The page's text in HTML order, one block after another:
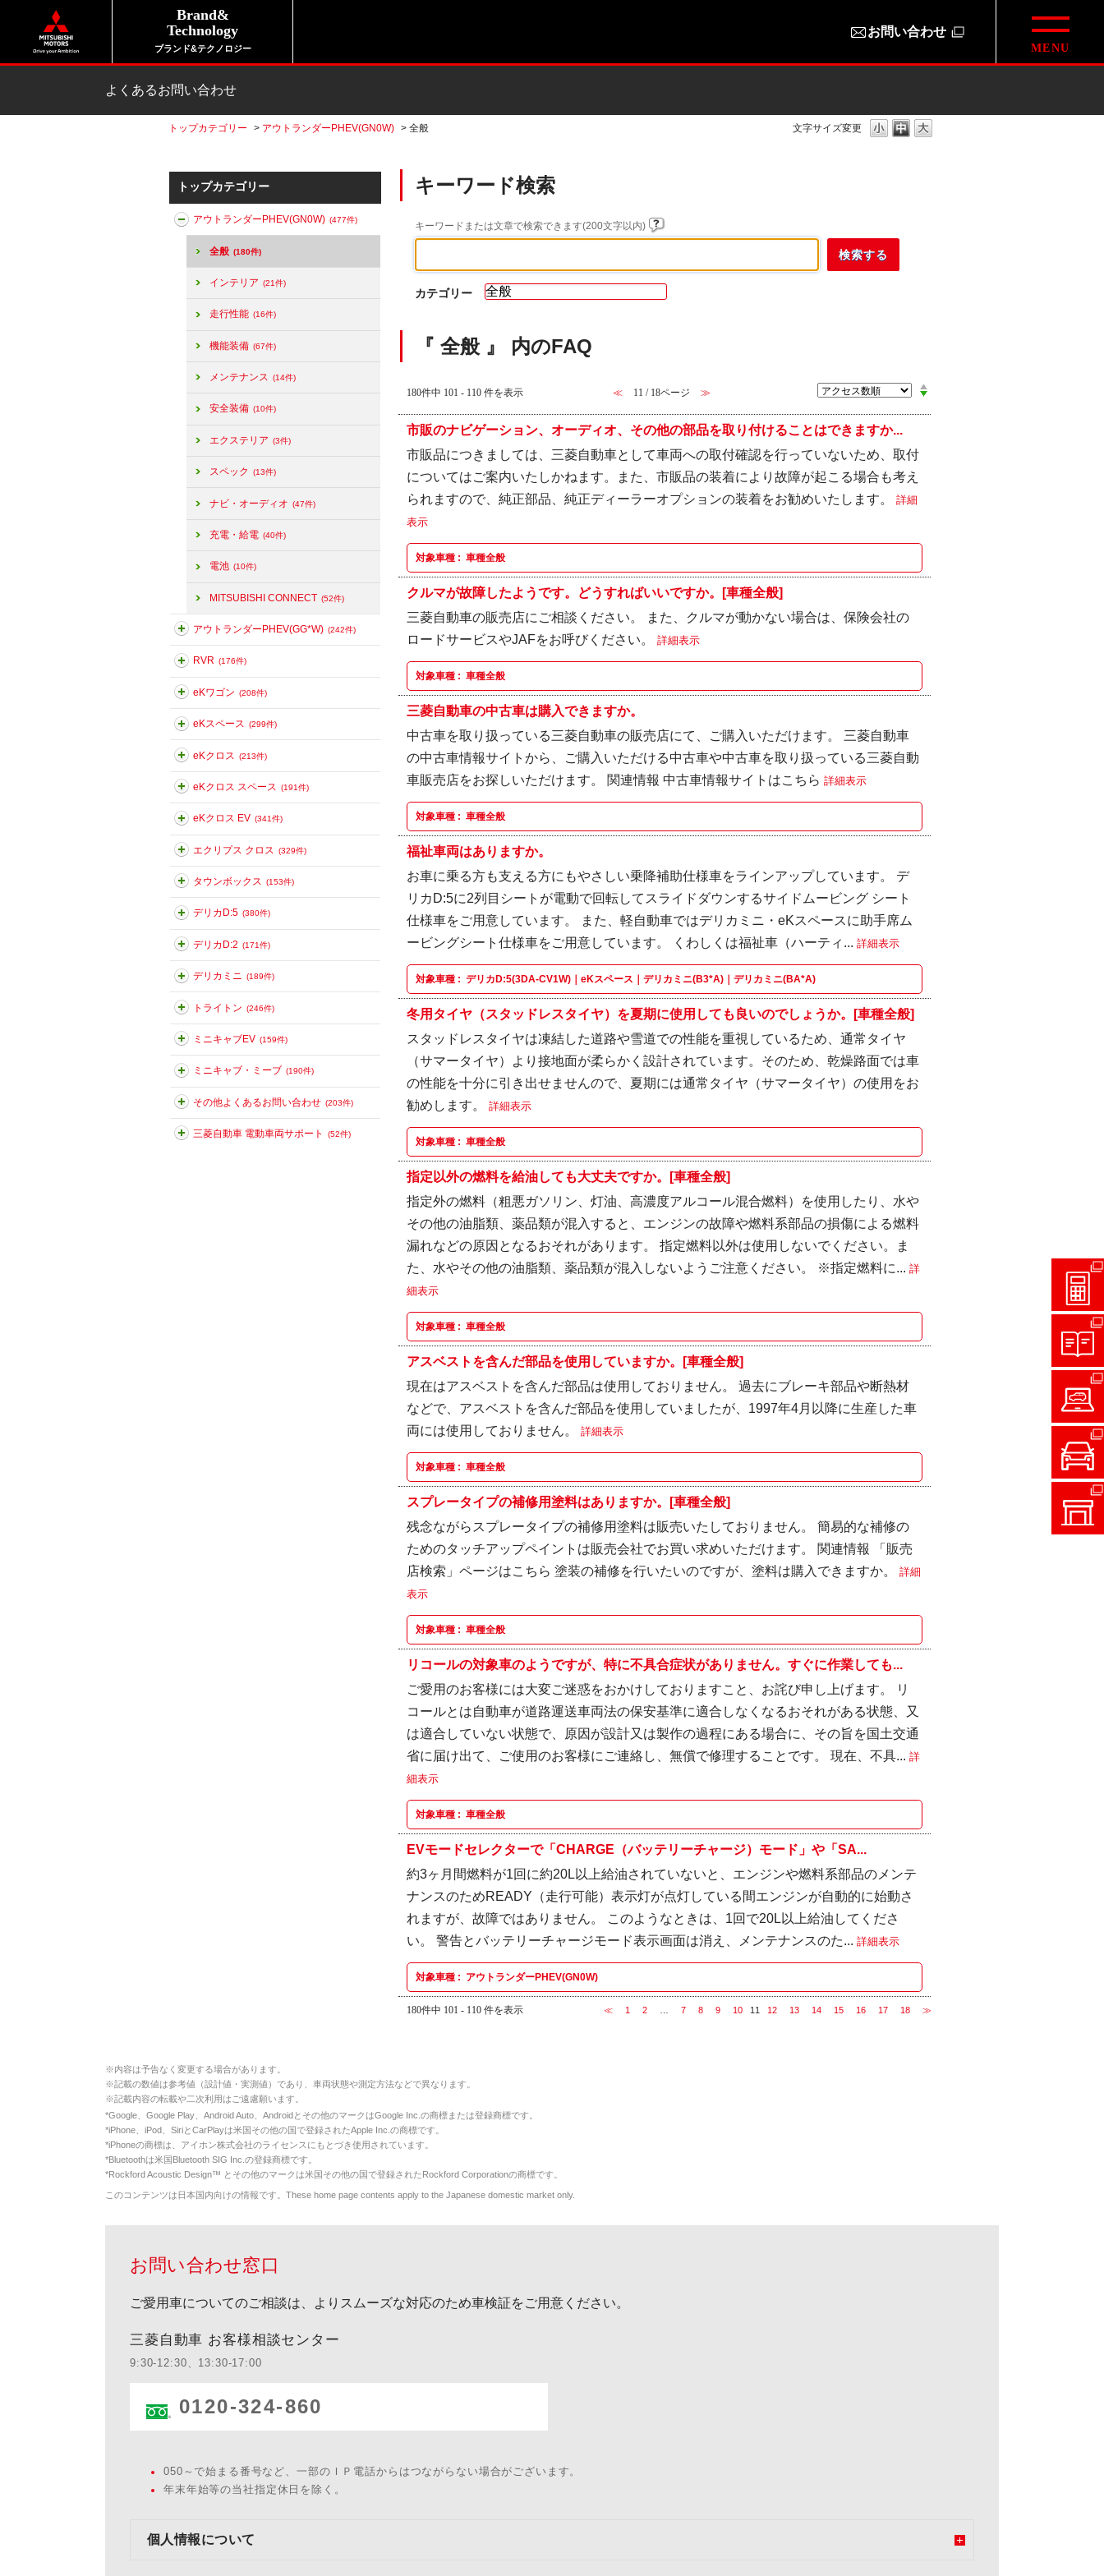
Brand&
Technology
ブランド&テクノロジー
お問い合わせ
よくあるお問い合わせ
文字サイズ変更
トップカテゴリー > アウトランダーPHEV(GN0W) > 全般
トップカテゴリー
アウトランダーPHEV(GN0W) (477件)
全般 (180件)
インテリア (21件)
走行性能 (16件)
機能装備 (67件)
メンテナンス (14件)
安全装備 (10件)
エクステリア (3件)
スペック (13件)
ナビ・オーディオ (47件)
充電・給電 (40件)
電池 (10件)
MITSUBISHI CONNECT (52件)
アウトランダーPHEV(GG*W) (242件)
RVR (176件)
eKワゴン (208件)
eKスペース (299件)
eKクロス (213件)
eKクロス スペース (191件)
eKクロス EV (341件)
エクリプス クロス (329件)
タウンボックス (153件)
デリカD:5 (380件)
デリカD:2 (171件)
デリカミニ (189件)
トライトン (246件)
ミニキャブEV (159件)
ミニキャブ・ミーブ (190件)
その他よくあるお問い合わせ (203件)
三菱自動車 電動車両サポート (52件)
キーワード検索
キーワードまたは文章で検索できます(200文字以内)
カテゴリー
『 全般 』 内のFAQ
180件中 101 - 110 件を表示 ≪ 11 / 18ページ ≫
市販のナビゲーション、オーディオ、その他の部品を取り付けることはできますか...
市販品につきましては、三菱自動車として車両への取付確認を行っていないため、取付
についてはご案内いたしかねます。また、市販品の装着により故障が起こる場合も考え
られますので、純正部品、純正ディーラーオプションの装着をお勧めいたします。 詳細
表示
対象車種 : 車種全般
クルマが故障したようです。どうすればいいですか。[車種全般]
三菱自動車の販売店にご相談ください。 また、クルマが動かない場合は、保険会社の
ロードサービスやJAFをお呼びください。 詳細表示
対象車種 : 車種全般
三菱自動車の中古車は購入できますか。
中古車を取り扱っている三菱自動車の販売店にて、ご購入いただけます。 三菱自動車
の中古車情報サイトから、ご購入いただける中古車や中古車を取り扱っている三菱自動
車販売店をお探しいただけます。 関連情報 中古車情報サイトはこちら 詳細表示
対象車種 : 車種全般
福祉車両はありますか。
お車に乗る方も支える方にもやさしい乗降補助仕様車をラインアップしています。 デ
リカD:5に2列目シートが電動で回転してスライドダウンするサイドムービング シート
仕様車をご用意しています。 また、軽自動車ではデリカミニ・eKスペースに助手席ム
ービングシート仕様車をご用意しています。 くわしくは福祉車（ハーティ... 詳細表示
対象車種 : デリカD:5(3DA-CV1W)｜eKスペース｜デリカミニ(B3*A)｜デリカミニ(BA*A)
冬用タイヤ（スタッドレスタイヤ）を夏期に使用しても良いのでしょうか。[車種全般]
スタッドレスタイヤは凍結した道路や雪道での性能を重視しているため、通常タイヤ
（サマータイヤ）より接地面が柔らかく設計されています。そのため、乾燥路面では車
の性能を十分に引き出せませんので、夏期には通常タイヤ（サマータイヤ）の使用をお
勧めします。 詳細表示
対象車種 : 車種全般
指定以外の燃料を給油しても大丈夫ですか。[車種全般]
指定外の燃料（粗悪ガソリン、灯油、高濃度アルコール混合燃料）を使用したり、水や
その他の油脂類、薬品類が混入すると、エンジンの故障や燃料系部品の損傷による燃料
漏れなどの原因となるおそれがあります。 指定燃料以外は使用しないでください。ま
た、水やその他の油脂類、薬品類が混入しないようご注意ください。 ※指定燃料に... 詳
細表示
対象車種 : 車種全般
アスベストを含んだ部品を使用していますか。[車種全般]
現在はアスベストを含んだ部品は使用しておりません。 過去にブレーキ部品や断熱材
などで、アスベストを含んだ部品を使用していましたが、1997年4月以降に生産した車
両には使用しておりません。 詳細表示
対象車種 : 車種全般
スプレータイプの補修用塗料はありますか。[車種全般]
残念ながらスプレータイプの補修用塗料は販売いたしておりません。 簡易的な補修の
ためのタッチアップペイントは販売会社でお買い求めいただけます。 関連情報 「販売
店検索」ページはこちら 塗装の補修を行いたいのですが、塗料は購入できますか。 詳細
表示
対象車種 : 車種全般
リコールの対象車のようですが、特に不具合症状がありません。すぐに作業しても...
ご愛用のお客様には大変ご迷惑をおかけしておりますこと、お詫び申し上げます。 リ
コールとは自動車が道路運送車両法の保安基準に適合しなくなるおそれがある状態、又
は適合していない状態で、原因が設計又は製作の過程にある場合に、その旨を国土交通
省に届け出て、ご使用のお客様にご連絡し、無償で修理することです。 現在、不具... 詳
細表示
対象車種 : 車種全般
EVモードセレクターで「CHARGE（バッテリーチャージ）モード」や「SA...
約3ヶ月間燃料が1回に約20L以上給油されていないと、エンジンや燃料系部品のメンテ
ナンスのためREADY（走行可能）表示灯が点灯している間エンジンが自動的に始動さ
れますが、故障ではありません。 このようなときは、1回で20L以上給油してくださ
い。 警告とバッテリーチャージモード表示画面は消え、メンテナンスのた... 詳細表示
対象車種 : アウトランダーPHEV(GN0W)
180件中 101 - 110 件を表示 ≪ 1 2 7 8 9 10 11 12 13 14 15 16 17 18 ≫
※内容は予告なく変更する場合があります。
※記載の数値は参考値（設計値・実測値）であり、車両状態や測定方法などで異なります。
※記載内容の転載や二次利用はご遠慮願います。
*Google、Google Play、Android Auto、Androidとその他のマークはGoogle Inc.の商標または登録商標です。
*iPhone、iPod、SiriとCarPlayは米国その他の国で登録されたApple Inc.の商標です。
*iPhoneの商標は、アイホン株式会社のライセンスにもとづき使用されています。
*Bluetoothは米国Bluetooth SIG Inc.の登録商標です。
*Rockford Acoustic Design™ とその他のマークは米国その他の国で登録されたRockford Corporationの商標です。
このコンテンツは日本国内向けの情報です。These home page contents apply to the Japanese domestic market only.
お問い合わせ窓口
ご愛用車についてのご相談は、よりスムーズな対応のため車検証をご用意ください。
三菱自動車 お客様相談センター
9:30-12:30、13:30-17:00
0120-324-860
050～で始まる番号など、一部のＩＰ電話からはつながらない場合がございます。
年末年始等の当社指定休日を除く。
個人情報について